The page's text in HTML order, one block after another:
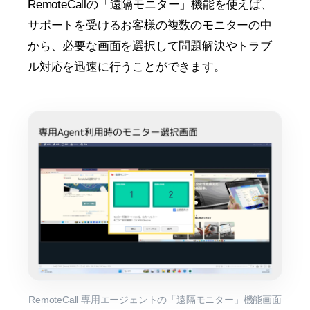
RemoteCallの「遠隔モニター」機能を使えば、
サポートを受けるお客様の複数のモニターの中
から、必要な画面を選択して問題解決やトラブ
ル対応を迅速に行うことができます。
RemoteCall 専用エージェントの「遠隔モニター」機能画面